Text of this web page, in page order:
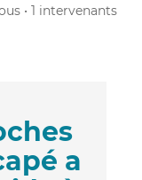
• 1 intervenants
a